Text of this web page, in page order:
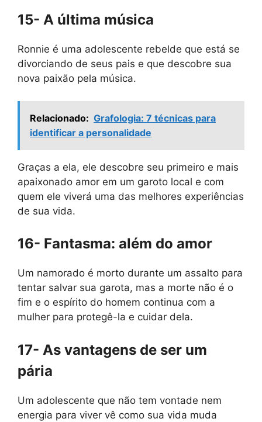
15- A última música
Ronnie é uma adolescente rebelde que está se
divorciando de seus pais e que descobre sua
nova paixão pela música.
Relacionado: Grafologia: 7 técnicas para
identificar a personalidade
Graças a ela, ele descobre seu primeiro e mais
apaixonado amor em um garoto local e com
quem ele viverá uma das melhores experiências
de sua vida.
16- Fantasma: além do amor
Um namorado é morto durante um assalto para
tentar salvar sua garota, mas a morte não é o
fim e o espírito do homem continua com a
mulher para protegê-la e cuidar dela.
17- As vantagens de ser um
pária
Um adolescente que não tem vontade nem
energia para viver vê como sua vida muda